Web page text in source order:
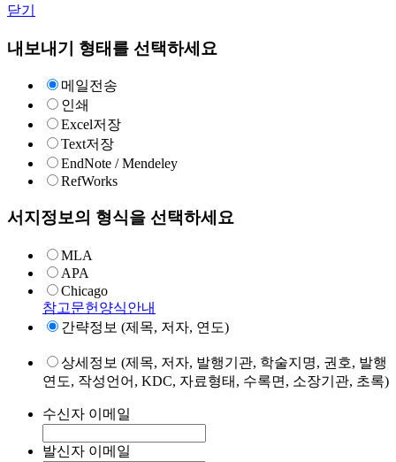
닫기
내보내기 형태를 선택하세요
메일전송
인쇄
Excel저장
Text저장
EndNote / Mendeley
RefWorks
서지정보의 형식을 선택하세요
MLA
APA
Chicago
참고문헌양식안내
간략정보 (제목, 저자, 연도)
상세정보 (제목, 저자, 발행기관, 학술지명, 권호, 발행
연도, 작성언어, KDC, 자료형태, 수록면, 소장기관, 초록)
수신자 이메일
발신자 이메일